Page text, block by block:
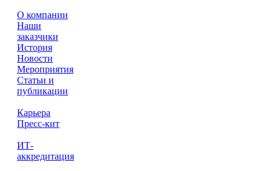
О компании
Наши
заказчики
История
Новости
Мероприятия
Статьи и
публикации
Карьера
Пресс-кит
ИТ-
аккредитация